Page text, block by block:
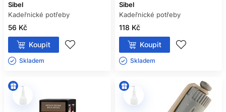
Sibel
Kadeřnické potřeby
56 Kč
Koupit
Skladem ㅤ
Sibel
Kadeřnické potřeby
118 Kč
Koupit
Skladem ㅤ